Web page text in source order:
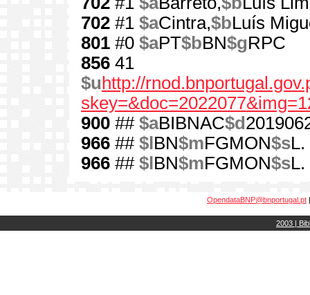
702 #1 $aCintra,$bLuís
801 #0 $aPT$bBN$gRPC
856 41
$u http://
900 ## $aBIBNAC$d
966 ## $l BN$mFGMON$sL.
966 ## $l BN$mFGMON$sL.
OpendataBNP@bnportugal.pt
2003 |